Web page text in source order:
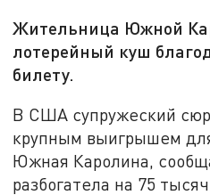
Жительница Южной
лотерейный куш
билету.
В США супружеский
крупным выигрышем
Южная Каролина,
разбогатела на 75